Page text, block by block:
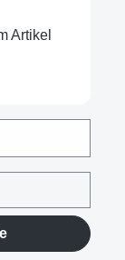
Artikel